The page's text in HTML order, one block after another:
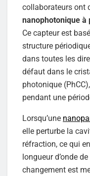
collaborateurs ont
nanophotonique à
Ce capteur est
structure
dans toutes les
défaut dans le
photonique
pendant une
Lorsqu’une
elle perturbe la
réfraction, ce qui
longueur d’onde
changement est